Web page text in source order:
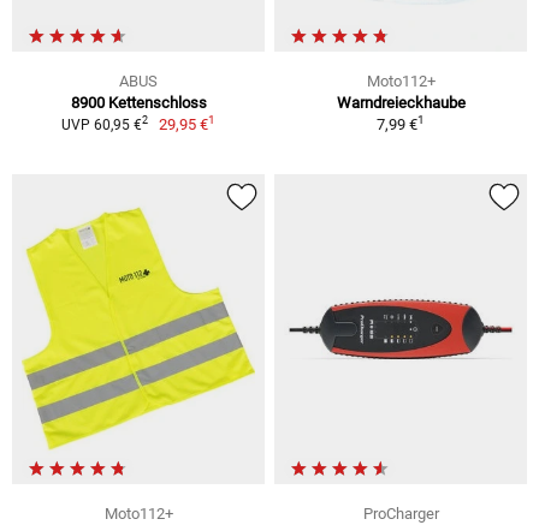
ABUS
8900 Kettenschloss
UVP 60,95 €2 29,95 €1
Moto112+
Warndreieckhaube
7,99 €1
Moto112+
ProCharger